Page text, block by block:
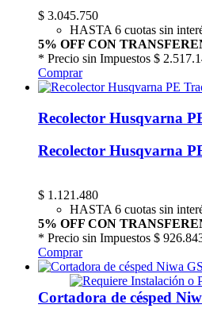
$ 3.045.750
HASTA 6 cuotas sin
5% OFF CON
* Precio sin Impuestos $
Comprar
Recolector Husqvarna
Recolector Husqvarna
$ 1.121.480
HASTA 6 cuotas sin
5% OFF CON
* Precio sin Impuestos $
Comprar
Cortadora de césped